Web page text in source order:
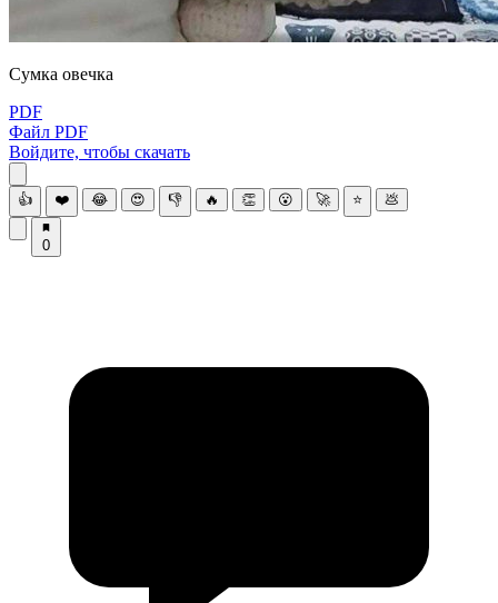
Сумка овечка
PDF
Файл PDF
Войдите, чтобы скачать
👍 ❤️ 😂 😍 👎 🔥 👏 😮 🚀 ⭐ 💩
0